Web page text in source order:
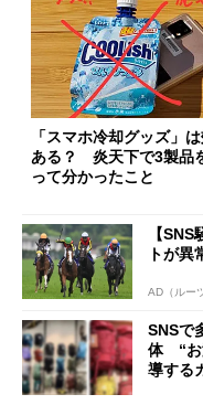
「スマホ冷却グッズ」
ある？ 炎天下で3製品
って分かったこと
【
トが異
AD（ルー
SNSで
体 “お
導する